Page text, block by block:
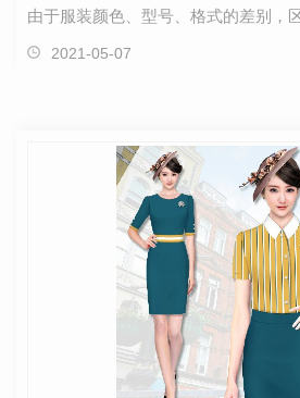
由于服装颜色、型号、格式的差别，
位，也因此，不少企业和工作服生产
2021-05-07